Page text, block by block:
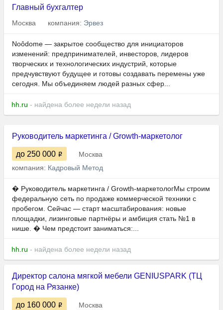
Главный бухгалтер
Москва компания: Эрвез
Noôdome — закрытое сообщество для инициаторов
изменений: предпринимателей, инвесторов, лидеров
творческих и технологических индустрий, которые
предчувствуют будущее и готовы создавать перемены уже
сегодня. Мы объединяем людей разных сфер...
hh.ru - найдена более недели назад
Руководитель маркетинга / Growth-маркетолог
до 250 000
Москва
компания: Кадровый Метод
� Руководитель маркетинга / Growth-маркетологМы строим
федеральную сеть по продаже коммерческой техники с
пробегом. Сейчас — старт масштабирования: новые
площадки, лизинговые партнёры и амбиция стать №1 в
нише. � Чем предстоит заниматься:...
hh.ru - найдена более недели назад
Директор салона мягкой мебели GENIUSPARK (ТЦ
Город на Рязанке)
до 160 000
Москва